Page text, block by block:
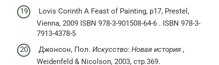
Lovis Corinth A Feast of Painting, p17, Prestel,
Vienna, 2009 ISBN 978-3-901508-64-6 . ISBN 978-3-
7913-4378-5
Джонсон, Пол. Искусство: Новая история ,
Weidenfeld & Nicolson, 2003, стр.369.